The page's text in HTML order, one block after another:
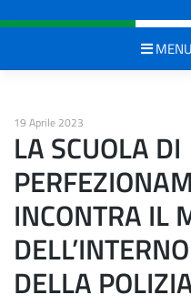
MENU
19 Aprile 2023
LA SCUOLA DI
INCONTRA IL
DELLA